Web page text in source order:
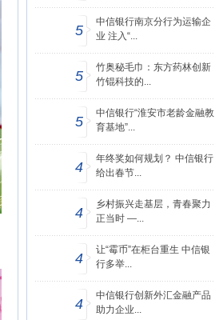
5
中信银行南京分行为运输企
业 注入“...
5
竹奥秘毛巾：东方药林创新
竹锟科技的...
5
中信银行“淮安市老龄金融教
育基地”...
4
年终奖如何规划？ 中信银行
给出春节...
4
乡村振兴走基层，青春聚力
正当时 —...
4
让“霉币”在柜台重生 中信银
行多举...
4
中信银行创新外汇金融产品
助力企业...